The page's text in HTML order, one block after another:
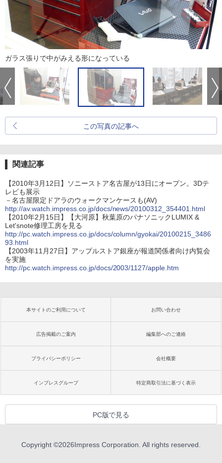
ガラス張りで中がみえる形になっている
この写真の記事へ
関連記事
【2010年3月12日】ソニーストア名古屋が13日にオープン。3Dテ
レビも展示
－名古屋限定ドアラのウォークマンケースも(AV)
http://av.watch.impress.co.jp/docs/news/20100312_354401.html
【2010年2月15日】【大河原】秋葉原のパナソニックLUMIX &
Let'snote修理工房を見る
http://pc.watch.impress.co.jp/docs/column/gyokai/20100215_3486
93.html
【2003年11月27日】アップルストア銀座が報道関係者向け内覧会
を実施
http://pc.watch.impress.co.jp/docs/2003/1127/apple.htm
本サイトのご利用について お問い合わせ
広告掲載のご案内 編集部へのご連絡
プライバシーポリシー 会社概要
インプレスグループ 特定商取引法に基づく表示
PC版で見る
Copyright ©2026Impress Corporation. All rights reserved.